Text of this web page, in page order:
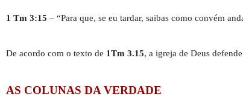
1 Tm 3:15 – “Para que, se eu tardar, saibas como convém
De acordo com o texto de 1Tm 3.15, a igreja de Deus
AS COLUNAS DA VERDADE